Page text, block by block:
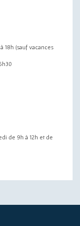
18h (sauf vacances
de 9h à 12h et de